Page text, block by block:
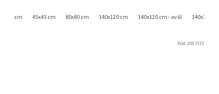
cm 45x45 cm 80x80 cm 140x120 cm 140x120 cm - ovál 140x180
Kód:2007331